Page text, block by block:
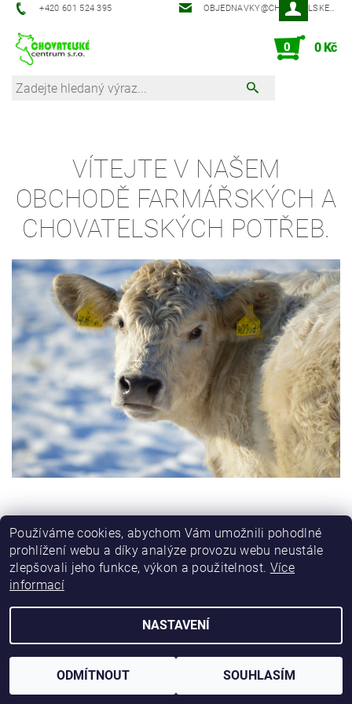
‭+420 601 524 395‬ OBJEDNAVKY@CHOVATELSKECENTRUM.CZ
0 0 Kč
VÍTEJTE V NAŠEM
OBCHODĚ FARMÁŘSKÝCH A
CHOVATELSKÝCH POTŘEB.
Používáme cookies, abychom Vám umožnili pohodlné
prohlížení webu a díky analýze provozu webu neustále
zlepšovali jeho funkce, výkon a použitelnost. Více
informací
NASTAVENÍ
ODMÍTNOUT SOUHLASÍM